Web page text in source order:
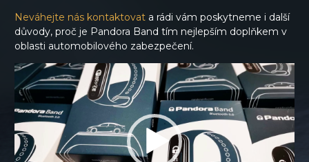
Neváhejte nás kontaktovat a rádi vám poskytneme i další
důvody, proč je Pandora Band tím nejlepším doplňkem v
oblasti automobilového zabezpečení.
Video
prehrávač